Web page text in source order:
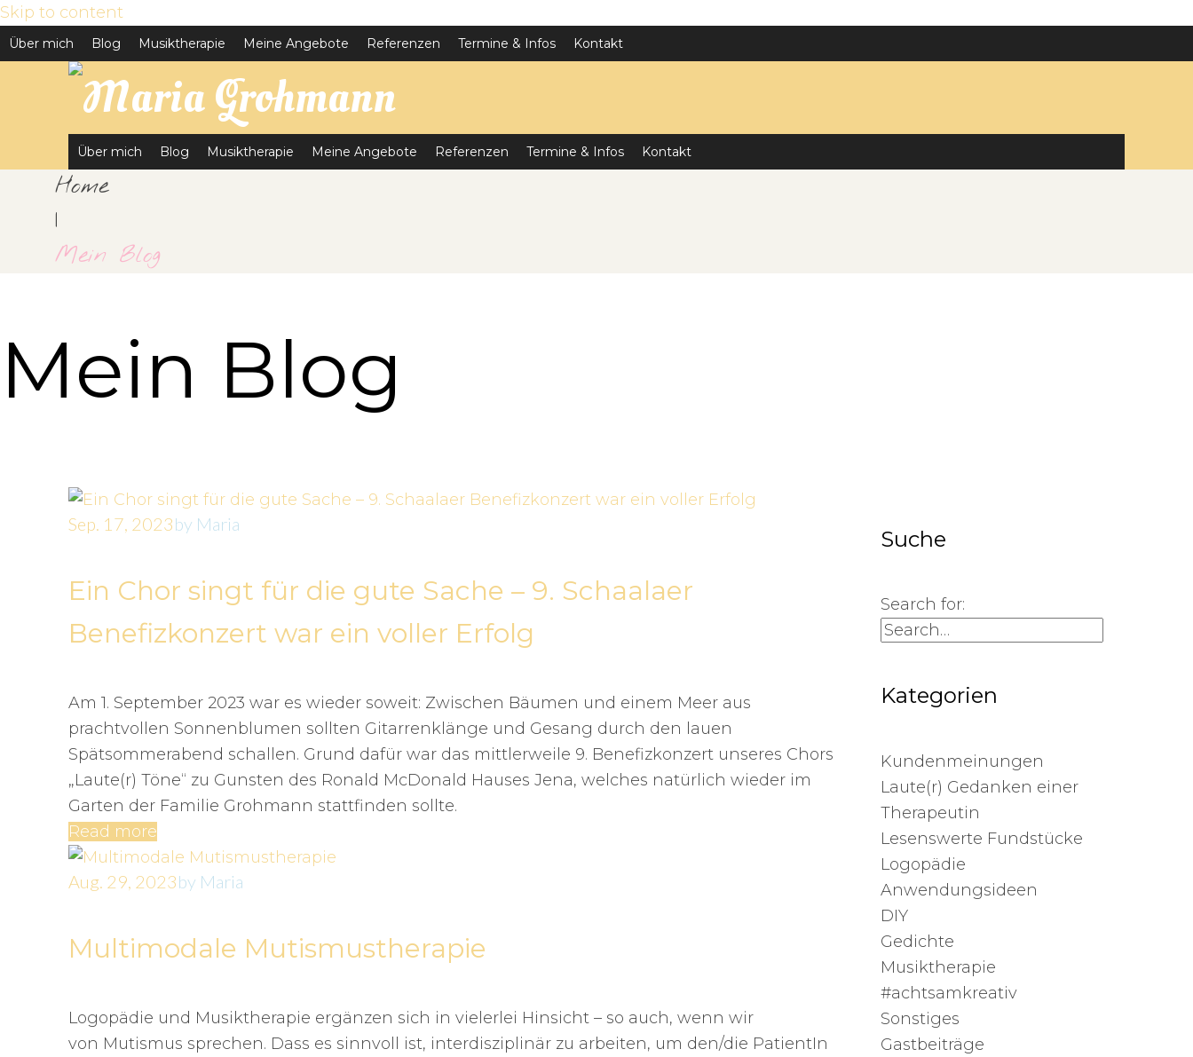
Skip to content
Über mich Blog Musiktherapie Meine Angebote Referenzen Termine & Infos Kontakt
Über mich Blog Musiktherapie Meine Angebote Referenzen Termine & Infos Kontakt
Home
|
Mein Blog
Mein Blog
Sep. 17, 2023by Maria
Ein Chor singt für die gute Sache – 9. Schaalaer
Benefizkonzert war ein voller Erfolg
Am 1. September 2023 war es wieder soweit: Zwischen Bäumen und einem Meer aus
prachtvollen Sonnenblumen sollten Gitarrenklänge und Gesang durch den lauen
Spätsommerabend schallen. Grund dafür war das mittlerweile 9. Benefizkonzert unseres Chors
„Laute(r) Töne“ zu Gunsten des Ronald McDonald Hauses Jena, welches natürlich wieder im
Garten der Familie Grohmann stattfinden sollte.
Read more
Aug. 29, 2023by Maria
Multimodale Mutismustherapie
Logopädie und Musiktherapie ergänzen sich in vielerlei Hinsicht – so auch, wenn wir
von Mutismus sprechen. Dass es sinnvoll ist, interdisziplinär zu arbeiten, um den/die PatientIn
Suche
Search for:
Kategorien
Kundenmeinungen
Laute(r) Gedanken einer
Therapeutin
Lesenswerte Fundstücke
Logopädie
Anwendungsideen
DIY
Gedichte
Musiktherapie
#achtsamkreativ
Sonstiges
Gastbeiträge